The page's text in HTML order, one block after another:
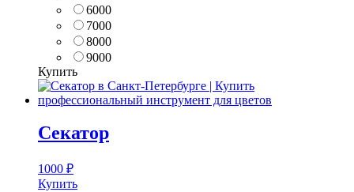
6000
7000
8000
9000
Купить
Секатор
1000 ₽
Купить